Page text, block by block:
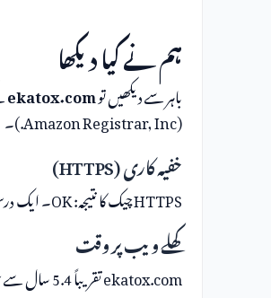
ہم نے کیا دیکھا
باہر سے دیکھیں توekatox.com
(Amazon Registrar, Inc.)۔
خفیہ کاری (HTTPS)
HTTPS چیک کا نتیجہ: OK۔ ایک درست TLS سرٹیفکیٹ ہر جدید سائٹ کے لیے کم از کم لازمی ہے۔
کھلے ویب پر وقت
ekatox.com تقریباً 5.4 سال سے عوامی DNS کو نظر آرہا ہے۔ ساکھ کا فٹ پرنٹ چھوڑنے کے لیے کافی تاریخ۔